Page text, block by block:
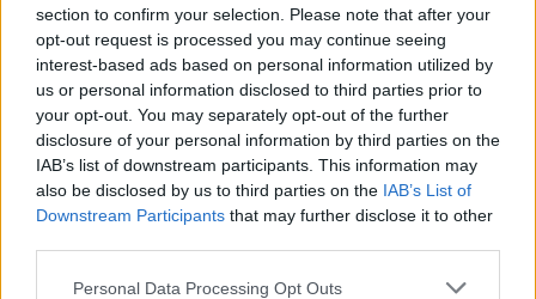
section to confirm your selection. Please note that after your
opt-out request is processed you may continue seeing
interest-based ads based on personal information utilized by
us or personal information disclosed to third parties prior to
your opt-out. You may separately opt-out of the further
disclosure of your personal information by third parties on the
IAB’s list of downstream participants. This information may
also be disclosed by us to third parties on the IAB’s List of
Downstream Participants that may further disclose it to other
Please note that this website/app uses one or more Google
Personal Data Processing Opt Outs
Πιο δημοφιλή
1 Λένα Σαμαρά: Συγκίνηση στο μνημόσυνο
για τον έναν χρόνο από τον θάνατο της
κόρης του Αντώνη Σαμαρά
2Σοκαριστική υπόθεση στην Κρήτη:
να ασελγήσει σε 10χρονο κορίτσι - Το παιδί